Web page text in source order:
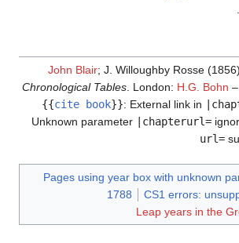
John Blair; J. Willoughby Rosse
Chronological Tables. London: H.G. Bohn
{{cite book}}: External link in
Unknown parameter
|chapterurl=
url=
Pages using year box with unknown
CS1 errors:
1788
Leap years in the